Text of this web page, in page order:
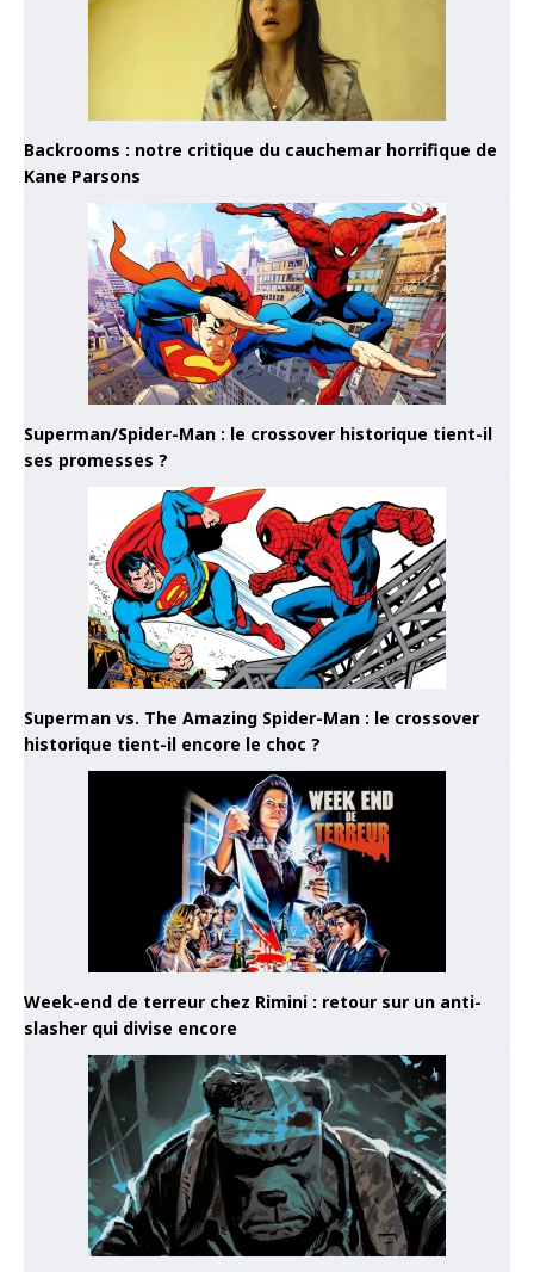
Backrooms : notre critique du cauchemar horrifique de
Kane Parsons
Superman/Spider-Man : le crossover historique tient-il
ses promesses ?
Superman vs. The Amazing Spider-Man : le crossover
historique tient-il encore le choc ?
Week-end de terreur chez Rimini : retour sur un anti-
slasher qui divise encore